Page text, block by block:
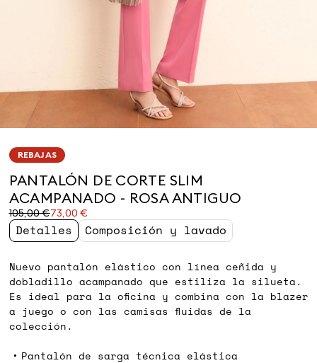
REBAJAS
PANTALÓN DE CORTE SLIM
ACAMPANADO - ROSA ANTIGUO
105,00 €73,00 €
Precio
original
105,00
Precio
actual
73,00
Detalles Composición y lavado
Nuevo pantalón elástico con línea ceñida y
dobladillo acampanado que estiliza la silueta.
Es ideal para la oficina y combina con la blazer
a juego o con las camisas fluidas de la
colección.
Pantalón de sarga técnica elástica